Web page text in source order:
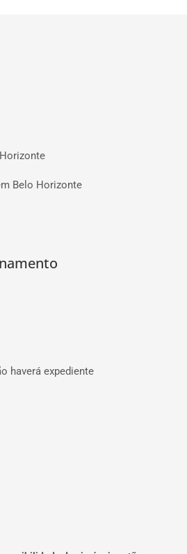
Belo Horizonte
haverá expediente